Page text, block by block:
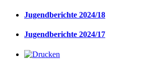
Jugendberichte 2024/18
Jugendberichte 2024/17